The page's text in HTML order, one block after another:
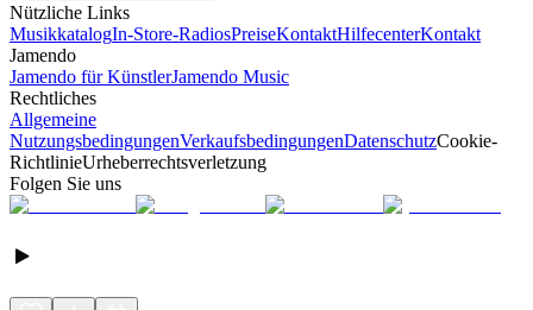
Nützliche Links
MusikkatalogIn-Store-RadiosPreiseKontaktHilfecenterKontakt
Jamendo
Jamendo für KünstlerJamendo Music
Rechtliches
Allgemeine
NutzungsbedingungenVerkaufsbedingungenDatenschutzCookie-
RichtlinieUrheberrechtsverletzung
Folgen Sie uns